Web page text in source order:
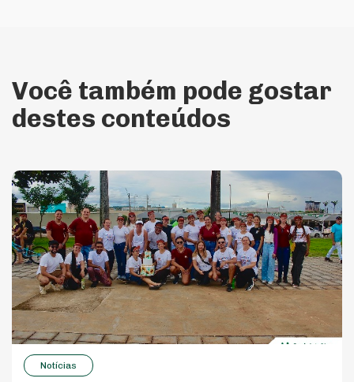
Você também pode gostar
destes conteúdos
Notícias